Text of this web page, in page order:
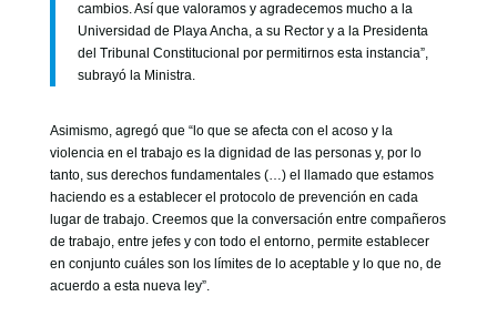
cambios. Así que valoramos y agradecemos mucho a la
Universidad de Playa Ancha, a su Rector y a la Presidenta
del Tribunal Constitucional por permitirnos esta instancia”,
subrayó la Ministra.
Asimismo, agregó que “lo que se afecta con el acoso y la
violencia en el trabajo es la dignidad de las personas y, por lo
tanto, sus derechos fundamentales (…) el llamado que estamos
haciendo es a establecer el protocolo de prevención en cada
lugar de trabajo. Creemos que la conversación entre compañeros
de trabajo, entre jefes y con todo el entorno, permite establecer
en conjunto cuáles son los límites de lo aceptable y lo que no, de
acuerdo a esta nueva ley”.